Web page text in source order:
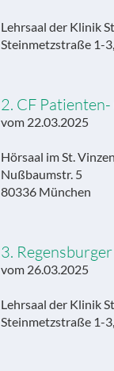
Lehrsaal der Klinik
Steinmetzstraße 1-
2. CF
vom 22.03.2025
Hörsaal im St.
Nußbaumstr. 5
80336 München
3.
vom 26.03.2025
Lehrsaal der Klinik
Steinmetzstraße 1-